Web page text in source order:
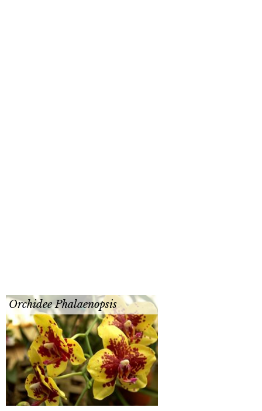
Orchidee Phalaenopsis